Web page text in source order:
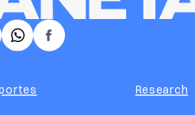
𝕏 Facebook
Research